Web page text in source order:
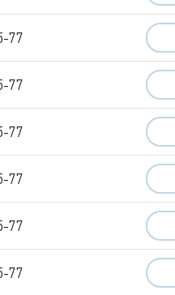
77
77
77
77
77
77